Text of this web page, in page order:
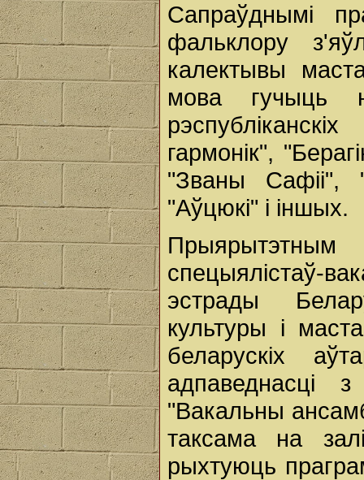
Сапраўднымі
фальклору
калектывы
мова гучыць
гармонік",
"Званы Сафіі",
"Аўцюкі" і іншых.
спецыялістаў-
эстрады
культуры і
беларускіх
адпаведнасці
"Вакальны
таксама на
рыхтуюць